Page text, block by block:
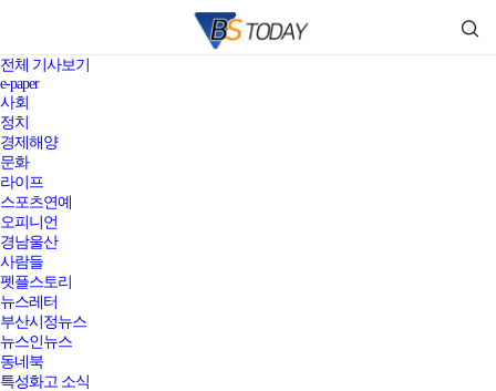
전체 기사보기
e-paper
사회
정치
경제해양
문화
라이프
스포츠연예
오피니언
경남울산
사람들
펫플스토리
뉴스레터
부산시정뉴스
뉴스인뉴스
동네북
특성화고 소식